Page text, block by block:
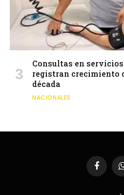
Consultas en
registran crecimiento
década
NACIONALES